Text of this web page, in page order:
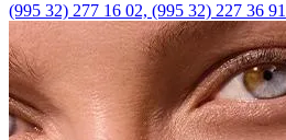
(995 32) 277 16 02, (995 32) 227 36 91